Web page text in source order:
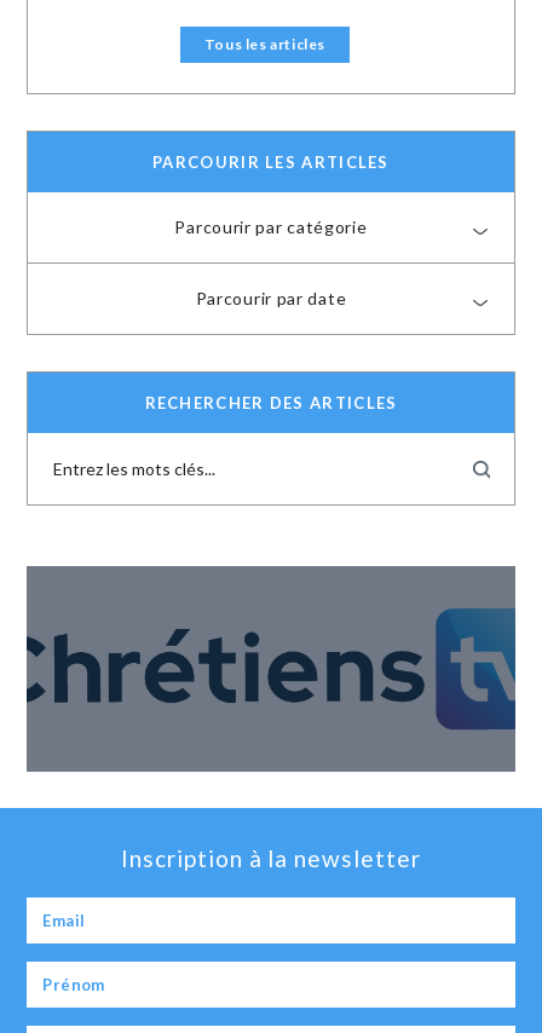
Tous les articles
PARCOURIR LES ARTICLES
Parcourir par catégorie
Parcourir par date
RECHERCHER DES ARTICLES
Inscription à la newsletter